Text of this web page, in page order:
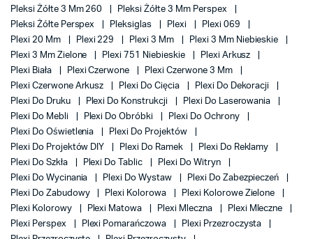
Pleksi Żółte 3 Mm 260
Pleksi Żółte 3 Mm Perspex
Pleksi Żółte Perspex
Pleksiglas Plexi
Plexi 069
Plexi 20 Mm
Plexi 229 Plexi 3 Mm
Plexi 3 Mm Niebieskie
Plexi 3 Mm Zielone
Plexi 751 Niebieskie
Plexi Arkusz
Plexi Biała
Plexi Czerwone
Plexi Czerwone 3 Mm
Plexi Czerwone Arkusz
Plexi Do Cięcia
Plexi Do Dekoracji
Plexi Do Druku
Plexi Do Konstrukcji
Plexi Do Laserowania
Plexi Do Mebli
Plexi Do Obróbki
Plexi Do Ochrony
Plexi Do Oświetlenia
Plexi Do Projektów
Plexi Do Projektów DIY
Plexi Do Ramek
Plexi Do Reklamy
Plexi Do Szkła
Plexi Do Tablic
Plexi Do Witryn
Plexi Do Wycinania
Plexi Do Wystaw
Plexi Do Zabezpieczeń
Plexi Do Zabudowy
Plexi Kolorowa
Plexi Kolorowe Zielone
Plexi Kolorowy
Plexi Matowa Plexi Mleczna
Plexi Mleczne
Plexi Perspex
Plexi Pomarańczowa
Plexi Przezroczysta